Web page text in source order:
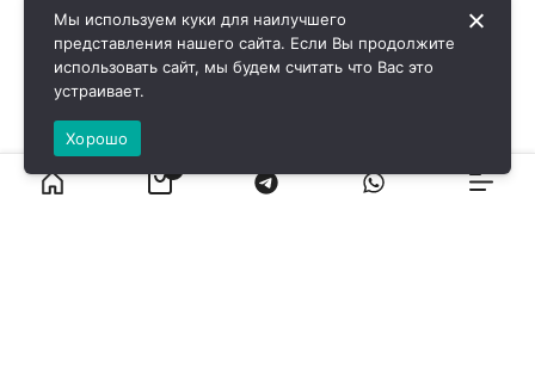
Мы используем куки для наилучшего
представления нашего сайта. Если Вы продолжите
использовать сайт, мы будем считать что Вас это
устраивает.
Хорошо